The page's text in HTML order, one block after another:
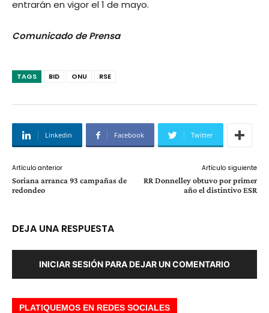
entrarán en vigor el 1 de mayo.
Comunicado de Prensa
TAGS BID ONU RSE
Linkedin Facebook Twitter
Artículo anterior
Soriana arranca 93 campañas de
redondeo
Artículo siguiente
RR Donnelley obtuvo por primer
año el distintivo ESR
DEJA UNA RESPUESTA
INICIAR SESIÓN PARA DEJAR UN COMENTARIO
PLATIQUEMOS EN REDES SOCIALES